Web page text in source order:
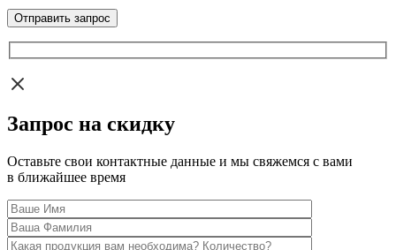
Запрос на скидку
Оставьте свои контактные данные и мы свяжемся с вами
в ближайшее время